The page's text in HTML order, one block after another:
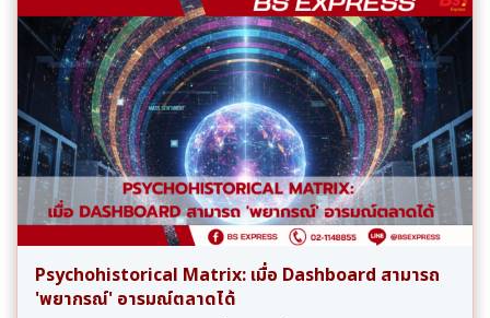
Psychohistorical Matrix: เมื่อ Dashboard สามารถ
'พยากรณ์' อารมณ์ตลาดได้